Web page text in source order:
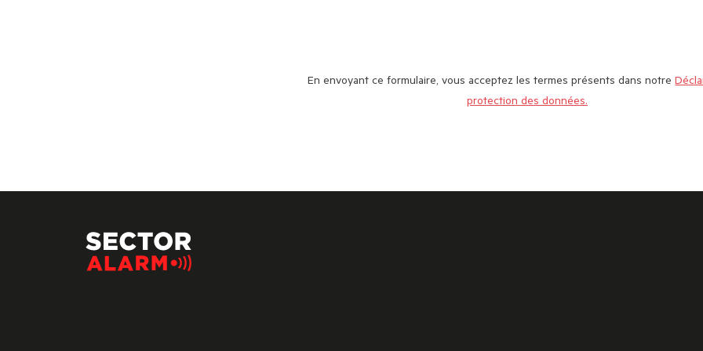
En envoyant ce formulaire, vous acceptez les termes présents dans notre
protection des données.